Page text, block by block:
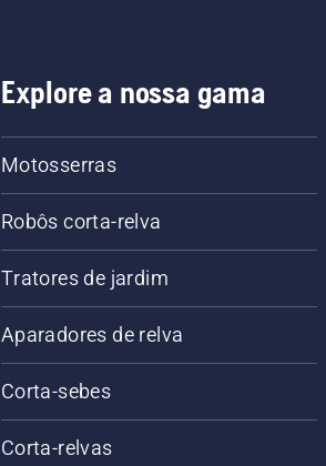
Explore a nossa gama
Motosserras
Robôs corta-relva
Tratores de jardim
Aparadores de relva
Corta-sebes
Corta-relvas